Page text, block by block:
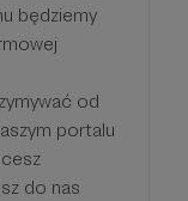
będziemy
od
portalu
do nas